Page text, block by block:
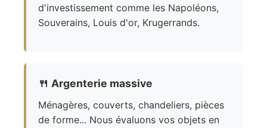
d'investissement comme les Napoléons,
Souverains, Louis d'or, Krugerrands.
🍴 Argenterie massive
Ménagères, couverts, chandeliers, pièces
de forme... Nous évaluons vos objets en